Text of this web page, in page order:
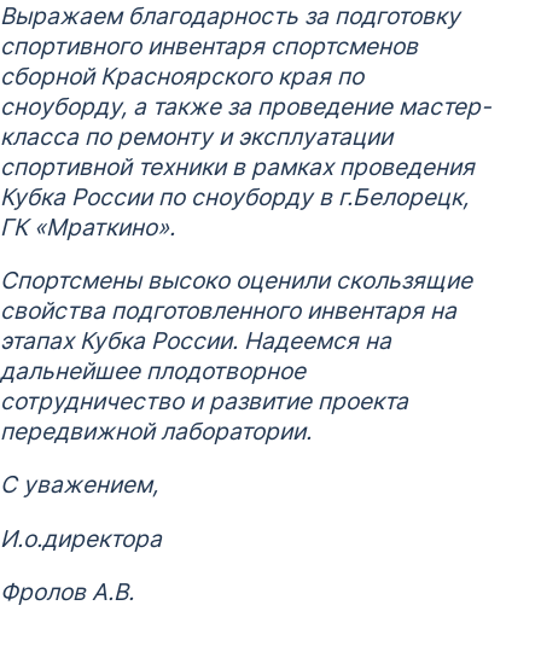
Выражаем благодарность за подготовку
спортивного инвентаря спортсменов
сборной Красноярского края по
сноуборду, а также за проведение мастер-
класса по ремонту и эксплуатации
спортивной техники в рамках проведения
Кубка России по сноуборду в г.Белорецк,
ГК «Мраткино».
Спортсмены высоко оценили скользящие
свойства подготовленного инвентаря на
этапах Кубка России. Надеемся на
дальнейшее плодотворное
сотрудничество и развитие проекта
передвижной лаборатории.
С уважением,
И.о.директора
Фролов А.В.